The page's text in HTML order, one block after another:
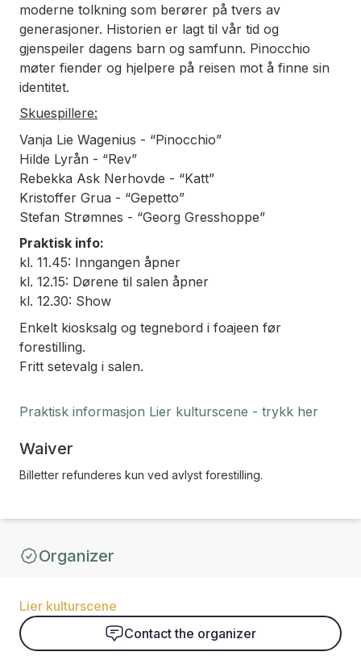
moderne tolkning som berører på tvers av
generasjoner. Historien er lagt til vår tid og
gjenspeiler dagens barn og samfunn. Pinocchio
møter fiender og hjelpere på reisen mot å finne sin
identitet.
Skuespillere:
Vanja Lie Wagenius - “Pinocchio”
Hilde Lyrån - “Rev”
Rebekka Ask Nerhovde - “Katt”
Kristoffer Grua - “Gepetto”
Stefan Strømnes - “Georg Gresshoppe”
Praktisk info:
kl. 11.45: Inngangen åpner
kl. 12.15: Dørene til salen åpner
kl. 12.30: Show
Enkelt kiosksalg og tegnebord i foajeen før
forestilling.
Fritt setevalg i salen.
Praktisk informasjon Lier kulturscene - trykk her
Waiver
Billetter refunderes kun ved avlyst forestilling.
Organizer
Lier kulturscene
Contact the organizer